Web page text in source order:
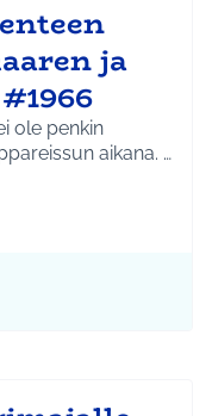
ja
ole penkin
penkkiä jossa voisi levähtää kauppareissun aikana. …
Ympäristö